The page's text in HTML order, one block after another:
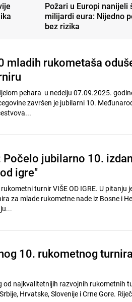
Požari u Europi nanijeli
milijardi eura: Nijedno
bez rizika
mladih rukometaša
pehara u nedelju 07.09.2025.
završen je jubilarni 10.
jubilarno 10.
igre"
turnir VIŠE OD IGRE. U pitanju
za mlade rukometne nade iz Bosne i
10. rukometnog
od najkvalitetnijih razvojnih rukometnih
Hrvatske, Slovenije i Crne Gore.